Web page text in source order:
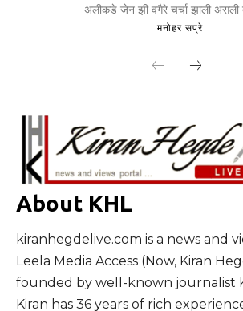
अलीकडे जेन झी वगैरे चर्चा झाली असली
मनोहर सप्रे
About KHL
kiranhegdelive.com is a news and
Leela Media Access (Now, Kiran
founded by well-known journalist
Kiran has 36 years of rich